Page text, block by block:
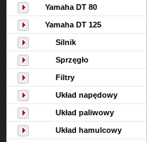
Yamaha DT 80
Yamaha DT 125
Silnik
Sprzęgło
Filtry
Układ napędowy
Układ paliwowy
Układ hamulcowy